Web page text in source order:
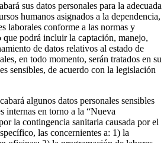
sus datos personales para la adecuada
humanos asignados a la dependencia,
laborales conforme a las normas y
podrá incluir la captación, manejo,
de datos relativos al estado de
en todo momento, serán tratados en su
sensibles, de acuerdo con la legislación
algunos datos personales sensibles
internas en torno a la “Nueva
la contingencia sanitaria causada por el
las concernientes a: 1) la